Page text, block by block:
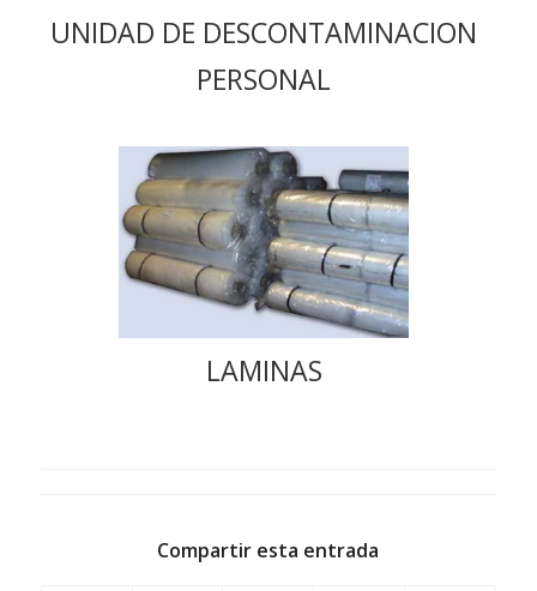
UNIDAD DE DESCONTAMINACION
PERSONAL
LAMINAS
Compartir esta entrada